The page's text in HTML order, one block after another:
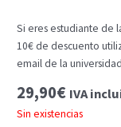
Si eres estudiante de
10€ de descuento
email de la
29,90€ IVA
Sin existencias